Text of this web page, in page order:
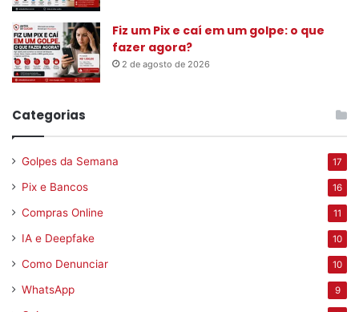
Fiz um Pix e caí em um golpe: o que
fazer agora?
2 de agosto de 2026
Categorias
Golpes da Semana 17
Pix e Bancos 16
Compras Online 11
IA e Deepfake 10
Como Denunciar 10
WhatsApp 9